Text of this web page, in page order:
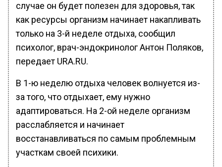
случае он будет полезен для здоровья, так
как ресурсы организм начинает накапливать
только на 3-й неделе отдыха, сообщил
психолог, врач-эндокринолог Антон Поляков,
передает URA.RU.
В 1-ю неделю отдыха человек волнуется из-
за того, что отдыхает, ему нужно
адаптироваться. На 2-ой неделе организм
расслабляется и начинает
восстанавливаться по самым проблемным
участкам своей психики.